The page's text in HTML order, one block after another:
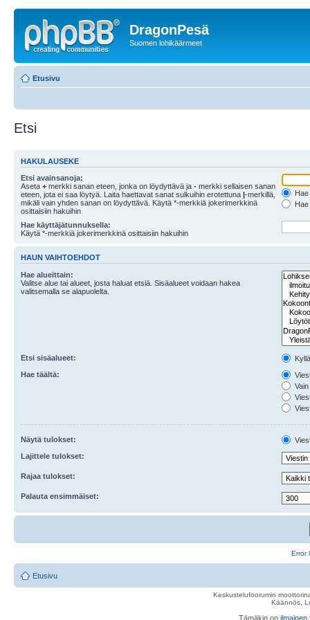
DragonPesä
Suomen lohikäärmeet
Etusivu
Etsi
HAKULAUSEKE
Etsi avainsanoja:
Aseta + merkki sanan eteen, jonka on löydyttävä ja - merkki sellaisen sanan
eteen, jota ei saa löytyä. Laita haettavat sanat sulkuihin erotettuna |-merkillä,
mikäli vain yhden sanan on löydyttävä. Käytä *-merkkiä jokerimerkkinä
osittaisiin hakuihin
Hae käyttäjätunnuksella:
Käytä *-merkkiä jokerimerkkinä osittaisiin hakuihin
HAUN VAIHTOEHDOT
Hae alueittain:
Valitse alue tai alueet, josta haluat etsiä. Sisäalueet voidaan hakea
valitsemalla se alapuolelta.
Etsi sisäalueet:
Hae täältä:
Näytä tulokset:
Lajittele tulokset:
Rajaa tulokset:
Palauta ensimmäiset:
Error
Etusivu
Keskustelufoorumin
Käännös,
Tämäkin on ilmainen